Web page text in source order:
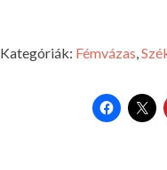
Kategóriák: Fémvázas,